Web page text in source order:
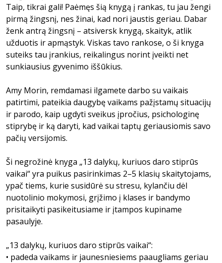
Taip, tikrai gali! Paėmęs šią knygą į rankas, tu jau žengi
pirmą žingsnį, nes žinai, kad nori jaustis geriau. Dabar
ženk antrą žingsnį – atsiversk knygą, skaityk, atlik
užduotis ir apmąstyk. Viskas tavo rankose, o ši knyga
suteiks tau įrankius, reikalingus norint įveikti net
sunkiausius gyvenimo iššūkius.
Amy Morin, remdamasi ilgamete darbo su vaikais
patirtimi, pateikia daugybę vaikams pažįstamų situacijų
ir parodo, kaip ugdyti sveikus įpročius, psichologinę
stiprybę ir ką daryti, kad vaikai taptų geriausiomis savo
pačių versijomis.
Ši negrožinė knyga „13 dalykų, kuriuos daro stiprūs
vaikai“ yra puikus pasirinkimas 2–5 klasių skaitytojams,
ypač tiems, kurie susidūrė su stresu, kylančiu dėl
nuotolinio mokymosi, grįžimo į klases ir bandymo
prisitaikyti pasikeitusiame ir įtampos kupiname
pasaulyje.
„13 dalykų, kuriuos daro stiprūs vaikai“:
• padeda vaikams ir jaunesniesiems paaugliams geriau